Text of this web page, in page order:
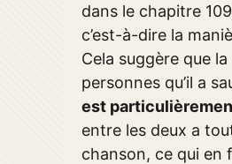
dans le chapitre
c’est-à-dire la
Cela suggère que
personnes qu’il a
est
entre les deux a
chanson, ce qui en